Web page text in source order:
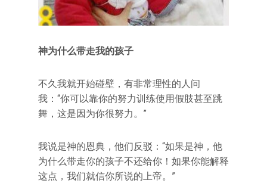
神为什么带走我的孩子
不久我就开始碰壁，有非常理性的人问
我：“你可以靠你的努力训练使用假肢甚至跳
舞，这是因为你很努力。”
我说是神的恩典，他们反驳：“如果是神，他
为什么带走你的孩子不还给你！如果你能解释
这点，我们就信你所说的上帝。”